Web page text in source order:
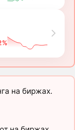
на биржах.